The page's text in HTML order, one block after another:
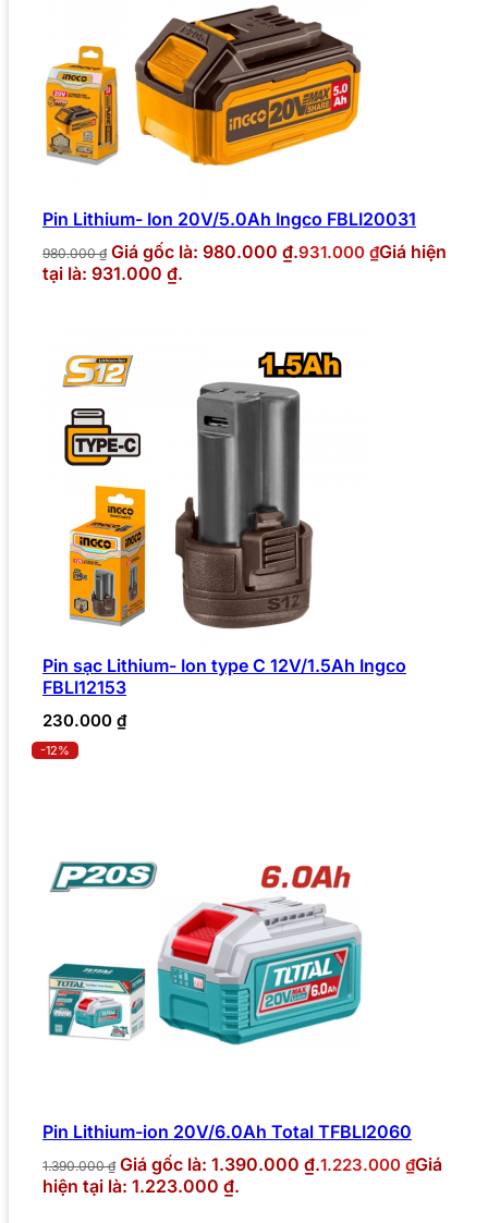
Pin Lithium- Ion 20V/5.0Ah Ingco FBLI20031
980.000₫ Giá gốc là: 980.000 ₫.931.000 ₫Giá hiện
tại là: 931.000 ₫.
Pin sạc Lithium- Ion type C 12V/1.5Ah Ingco
FBLI12153
230.000 ₫
-12%
Pin Lithium-ion 20V/6.0Ah Total TFBLI2060
1.390.000₫ Giá gốc là: 1.390.000 ₫.1.223.000 ₫Giá
hiện tại là: 1.223.000 ₫.